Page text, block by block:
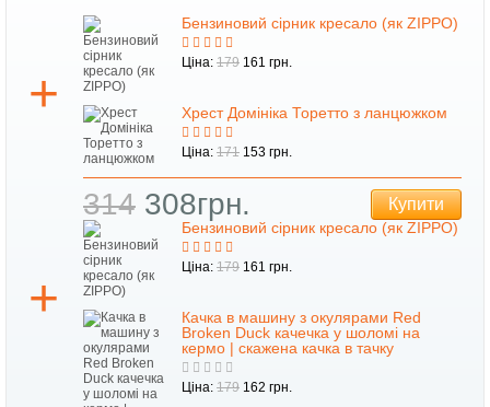
Бензиновий сірник кресало (як ZIPPO)
Ціна: 179 161 грн.
Хрест Домініка Торетто з ланцюжком
Ціна: 171 153 грн.
314 308грн. Купити
Бензиновий сірник кресало (як ZIPPO)
Ціна: 179 161 грн.
Качка в машину з окулярами Red
Broken Duck качечка у шоломі на
кермо | скажена качка в тачку
Ціна: 179 162 грн.